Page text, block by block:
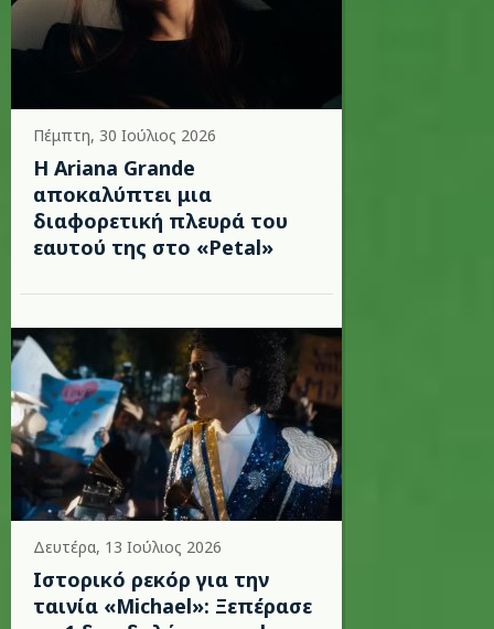
Πέμπτη, 30 Ιούλιος 2026
Η Ariana Grande
αποκαλύπτει μια
διαφορετική πλευρά του
εαυτού της στο «Petal»
Δευτέρα, 13 Ιούλιος 2026
Ιστορικό ρεκόρ για την
ταινία «Michael»: Ξεπέρασε